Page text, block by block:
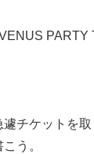
PARTY
チケットを取
う。